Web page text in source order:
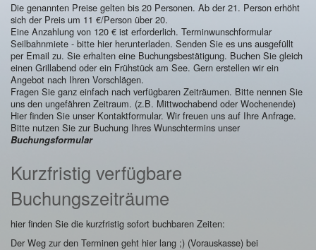
Die genannten Preise gelten bis 20 Personen. Ab der 21. Person erhöht
sich der Preis um 11 €/Person über 20.
Eine Anzahlung von 120 € ist erforderlich. Terminwunschformular
Seilbahnmiete - bitte hier herunterladen. Senden Sie es uns ausgefüllt
per Email zu. Sie erhalten eine Buchungsbestätigung. Buchen Sie gleich
einen Grillabend oder ein Frühstück am See. Gern erstellen wir ein
Angebot nach Ihren Vorschlägen.
Fragen Sie ganz einfach nach verfügbaren Zeiträumen. Bitte nennen Sie
uns den ungefähren Zeitraum. (z.B. Mittwochabend oder Wochenende)
Hier finden Sie unser Kontaktformular. Wir freuen uns auf Ihre Anfrage.
Bitte nutzen Sie zur Buchung Ihres Wunschtermins unser
Buchungsformular
Kurzfristig verfügbare
Buchungszeiträume
hier finden Sie die kurzfristig sofort buchbaren Zeiten:
Der Weg zur den Terminen geht hier lang ;) (Vorauskasse) bei